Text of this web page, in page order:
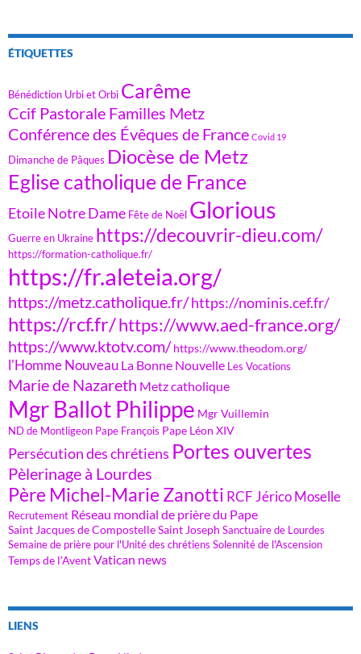
ÉTIQUETTES
Bénédiction Urbi et Orbi Carême
Ccif Pastorale Familles Metz
Conférence des Évêques de France Covid 19
Dimanche de Pâques Diocèse de Metz
Eglise catholique de France
Etoile Notre Dame Fête de Noël Glorious
Guerre en Ukraine https://decouvrir-dieu.com/
https://formation-catholique.fr/
https://fr.aleteia.org/
https://metz.catholique.fr/https://nominis.cef.fr/
https://rcf.fr/https://www.aed-france.org/
https://www.ktotv.com/ https://www.theodom.org/
l'Homme Nouveau La Bonne Nouvelle Les Vocations
Marie de Nazareth Metz catholique
Mgr Ballot Philippe Mgr Vuillemin
ND de Montligeon Pape François Pape Léon XIV
Persécution des chrétiens Portes ouvertes
Pèlerinage à Lourdes
Père Michel-Marie Zanotti RCF Jérico Moselle
Recrutement Réseau mondial de prière du Pape
Saint Jacques de CompostelleSaint Joseph Sanctuaire de Lourdes
Semaine de prière pour l'Unité des chrétiens Solennité de l'Ascension
Temps de l'AventVatican news
LIENS